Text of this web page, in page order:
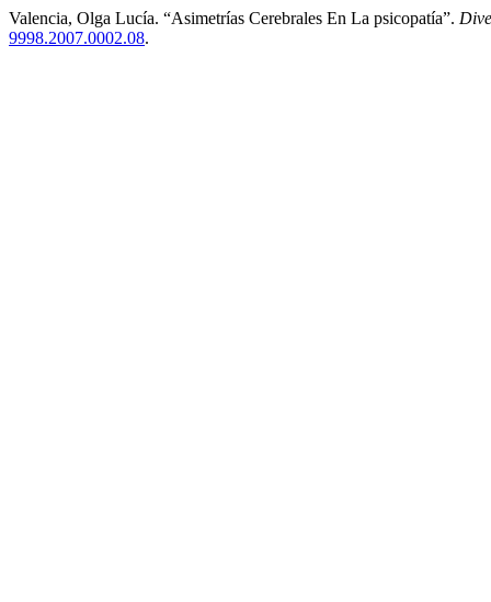
Valencia, Olga Lucía. “Asimetrías Cerebrales En La psicopatía”.
9998.2007.0002.08.